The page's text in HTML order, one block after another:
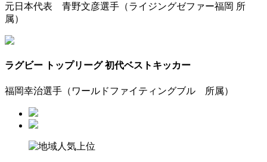
元日本代表 青野文彦選手（ライジングゼファー福岡 所
属）
ラグビー トップリーグ 初代ベストキッカー
福岡幸治選手（ワールドファイティングブル 所属）